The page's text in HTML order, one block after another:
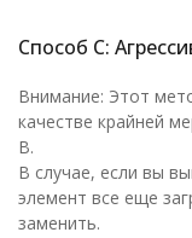
Способ C:
Внимание: Этот
качестве крайней
B.
В случае, если вы
элемент все еще
заменить.